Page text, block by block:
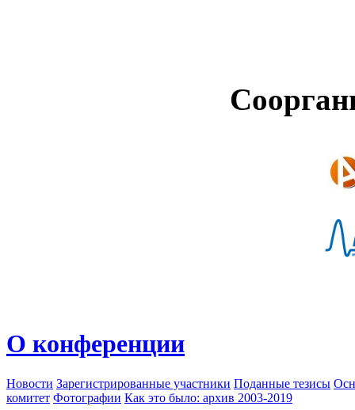
О конференции
Новости Зарегистрированные участники Поданные тезисы
комитет Фотографии Как это было: архив 2003-2019